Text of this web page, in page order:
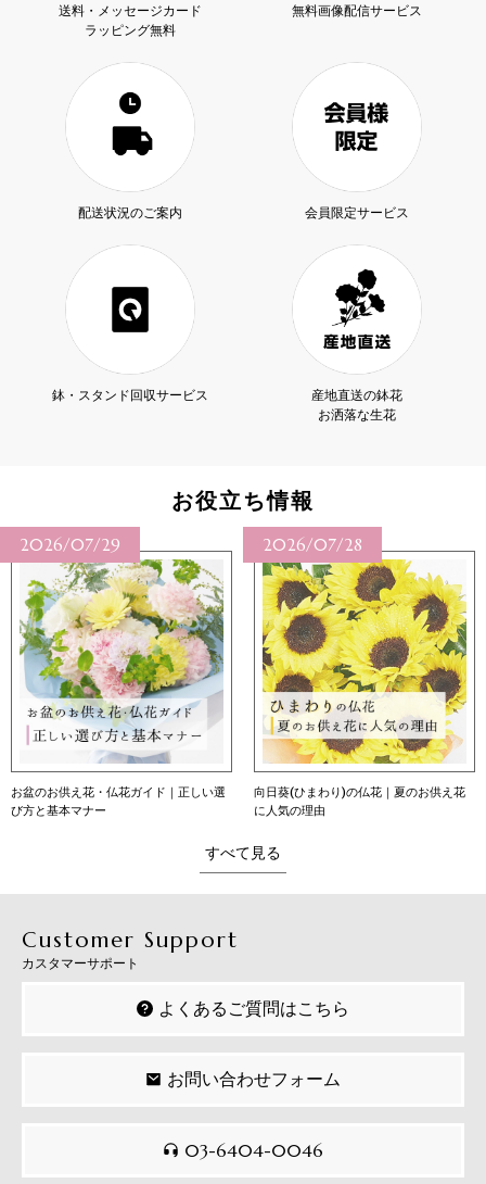
送料・メッセージカード
ラッピング無料
無料画像配信サービス
配送状況のご案内 会員限定サービス
鉢・スタンド回収サービス
産地直送の鉢花
お洒落な生花
お役立ち情報
しい選
2026/07/28
向日葵(ひまわり)の仏花｜夏のお供え花
に人気の理由
2026/07/27
向日葵（ひまわり）の花言葉
意味・育て方・贈り方
すべて見る
Customer Support
カスタマーサポート
よくあるご質問はこちら
お問い合わせフォーム
03-6404-0046